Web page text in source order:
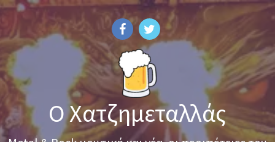
Skip
content
Ο Χατζημεταλλάς